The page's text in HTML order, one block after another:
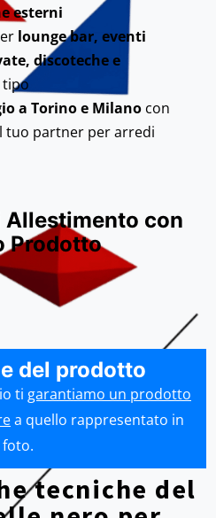
esterni
lounge bar, eventi
discoteche e
a Torino e Milano con
tuo partner per arredi
Allestimento con
Prodotto
del prodotto
ti garantiamo un prodotto
a quello rappresentato in
foto.
tecniche del